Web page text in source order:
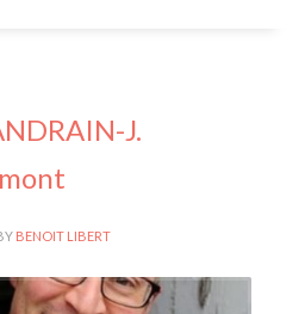
J.
BENOIT LIBERT